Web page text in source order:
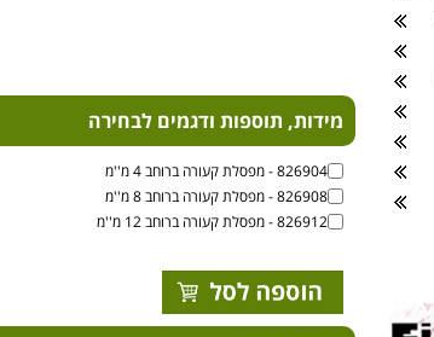
מידות, תוספות ודגמים לבחירה
826904 - מפסלת קעורה ברוחב 4 מ''מ
826908 - מפסלת קעורה ברוחב 8 מ''מ
826912 - מפסלת קעורה ברוחב 12 מ''מ